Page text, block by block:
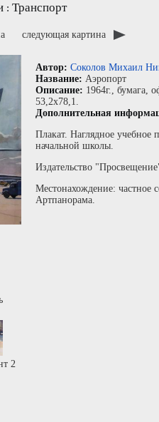
: Транспорт
следующая картина
Автор: Соколов Михаил
Название: Аэропорт
Описание: 1964г., бумага,
53,2x78,1.
Дополнительная
Плакат. Наглядное учебное
начальной школы.
Издательство
Местонахождение: частное
Артпанорама.
2